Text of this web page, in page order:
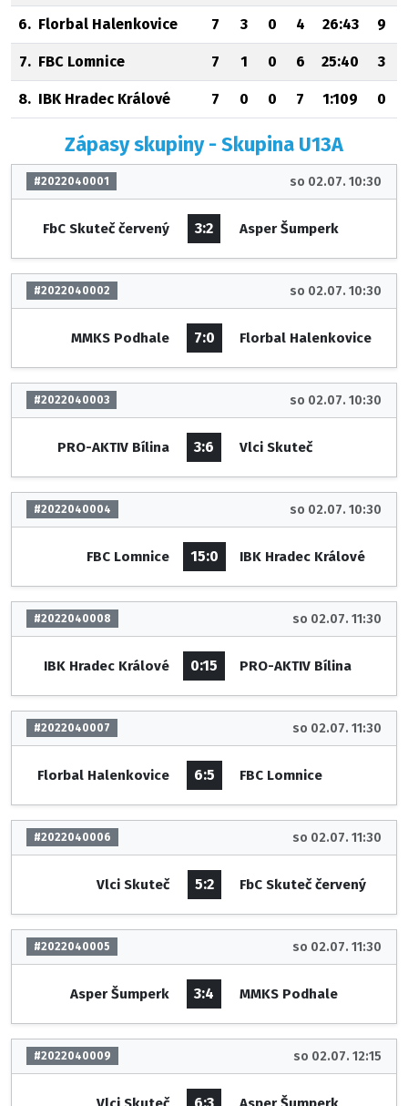
6. Florbal Halenkovice 7 3 0 4 26:43 9
7. FBC Lomnice 7 1 0 6 25:40 3
8. IBK Hradec Králové 7 0 0 7 1:109 0
Zápasy skupiny - Skupina U13A
#2022040001 so 02.07. 10:30
FbC Skuteč červený 3:2 Asper Šumperk
#2022040002 so 02.07. 10:30
MMKS Podhale 7:0 Florbal Halenkovice
#2022040003 so 02.07. 10:30
PRO-AKTIV Bílina 3:6 Vlci Skuteč
#2022040004 so 02.07. 10:30
FBC Lomnice 15:0 IBK Hradec Králové
#2022040008 so 02.07. 11:30
IBK Hradec Králové 0:15 PRO-AKTIV Bílina
#2022040007 so 02.07. 11:30
Florbal Halenkovice 6:5 FBC Lomnice
#2022040006 so 02.07. 11:30
Vlci Skuteč 5:2 FbC Skuteč červený
#2022040005 so 02.07. 11:30
Asper Šumperk 3:4 MMKS Podhale
#2022040009 so 02.07. 12:15
6:3